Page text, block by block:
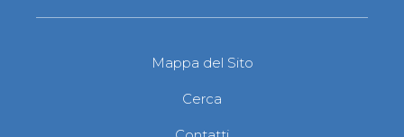
Mappa del Sito
Cerca